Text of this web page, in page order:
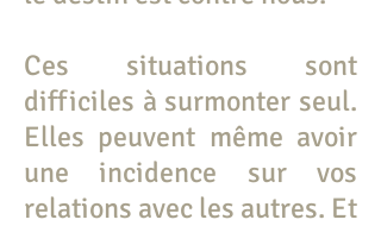
Ces situations sont
difficiles à surmonter seul.
Elles peuvent même avoir
une incidence sur vos
relations avec les autres. Et